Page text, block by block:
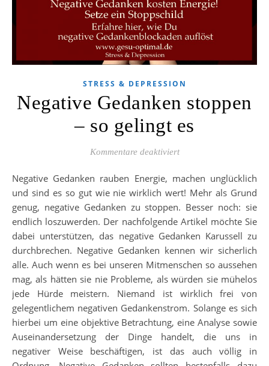
STRESS & DEPRESSION
Negative Gedanken stoppen
– so gelingt es
Kommentare deaktiviertfür Negative Gedanken
Negative Gedanken rauben Energie, machen unglücklich
und sind es so gut wie nie wirklich wert! Mehr als Grund
genug, negative Gedanken zu stoppen. Besser noch: sie
endlich loszuwerden. Der nachfolgende Artikel möchte Sie
dabei unterstützen, das negative Gedanken Karussell zu
durchbrechen. Negative Gedanken kennen wir sicherlich
alle. Auch wenn es bei unseren Mitmenschen so aussehen
mag, als hätten sie nie Probleme, als würden sie mühelos
jede Hürde meistern. Niemand ist wirklich frei von
gelegentlichem negativen Gedankenstrom. Solange es sich
hierbei um eine objektive Betrachtung, eine Analyse sowie
Auseinandersetzung der Dinge handelt, die uns in
negativer Weise beschäftigen, ist das auch völlig in